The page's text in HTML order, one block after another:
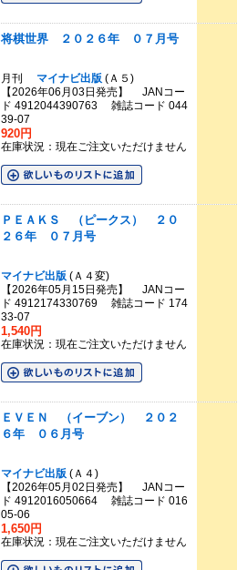
将棋世界 ２０２６年 ０７月号
月刊 マイナビ出版(Ａ５)
【2026年06月03日発売】 JANコー
ド 4912044390763 雑誌コード 044
39-07
920円
在庫状況：現在ご注文いただけません
ＰＥＡＫＳ （ピークス） ２０
２６年 ０７月号
マイナビ出版(Ａ４変)
【2026年05月15日発売】 JANコー
ド 4912174330769 雑誌コード 174
33-07
1,540円
在庫状況：現在ご注文いただけません
ＥＶＥＮ （イーブン） ２０２
６年 ０６月号
マイナビ出版(Ａ４)
【2026年05月02日発売】 JANコー
ド 4912016050664 雑誌コード 016
05-06
1,650円
在庫状況：現在ご注文いただけません